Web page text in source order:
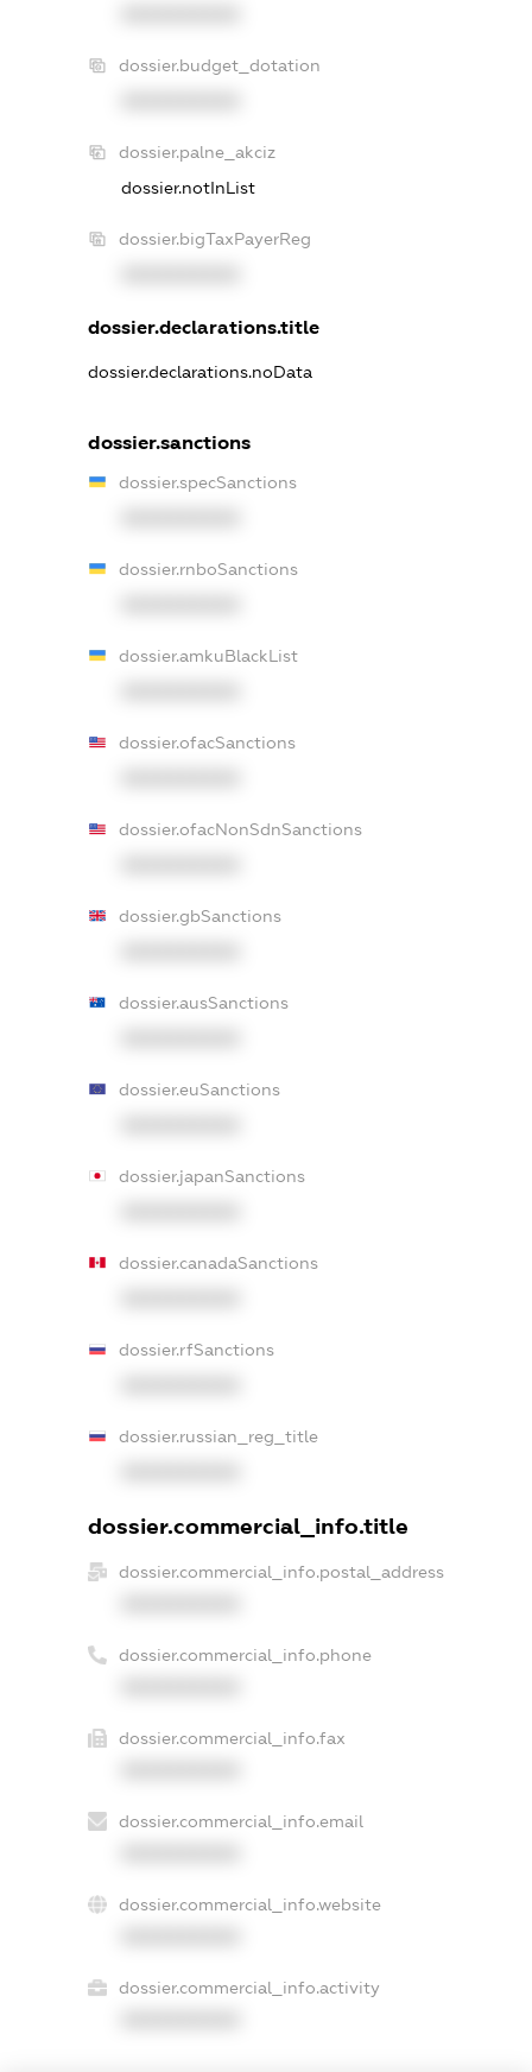
dossier.budget_dotation
dossier.palne_akciz
dossier.notInList
dossier.bigTaxPayerReg
dossier.declarations.title
dossier.declarations.noData
dossier.sanctions
dossier.specSanctions
dossier.rnboSanctions
dossier.amkuBlackList
dossier.ofacSanctions
dossier.ofacNonSdnSanctions
dossier.gbSanctions
dossier.ausSanctions
dossier.euSanctions
dossier.japanSanctions
dossier.canadaSanctions
dossier.rfSanctions
dossier.russian_reg_title
dossier.commercial_info.title
dossier.commercial_info.postal_address
dossier.commercial_info.phone
dossier.commercial_info.fax
dossier.commercial_info.email
dossier.commercial_info.website
dossier.commercial_info.activity